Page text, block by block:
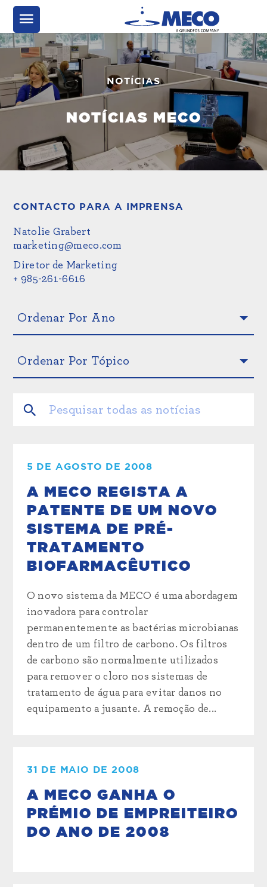
NOTÍCIAS
NOTÍCIAS MECO
CONTACTO PARA A IMPRENSA
Natolie Grabert
marketing@meco.com
Diretor de Marketing
+ 985-261-6616
5 DE AGOSTO DE 2008
A MECO REGISTA A
PATENTE DE UM NOVO
SISTEMA DE PRÉ-
TRATAMENTO
BIOFARMACÊUTICO
O novo sistema da MECO é uma abordagem
inovadora para controlar
permanentemente as bactérias microbianas
dentro de um filtro de carbono. Os filtros
de carbono são normalmente utilizados
para remover o cloro nos sistemas de
tratamento de água para evitar danos no
equipamento a jusante. A remoção de...
31 DE MAIO DE 2008
A MECO GANHA O
PRÉMIO DE EMPREITEIRO
DO ANO DE 2008